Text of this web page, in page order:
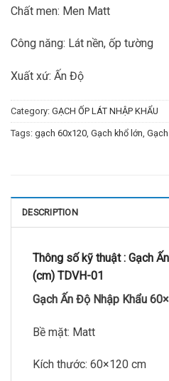
Chất men: Men Matt
Công năng: Lát nền, ốp tường
Xuất xứ: Ấn Độ
Category: GẠCH ỐP LÁT NHẬP KHẨU
Tags: gạch 60x120, Gạch khổ lớn,
DESCRIPTION
Thông số kỹ thuật : Gạch
(cm) TDVH-01
Gạch Ấn Độ Nhập Khẩu
Bề mặt: Matt
Kích thước: 60×120 cm